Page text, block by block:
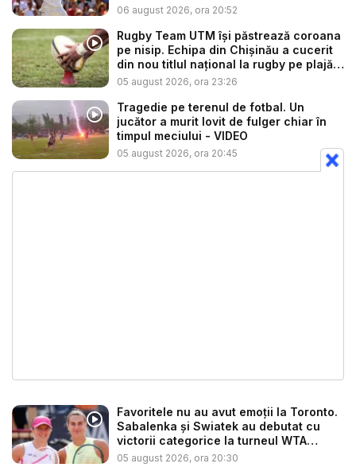
06 august 2026, ora 20:52
Rugby Team UTM își păstrează coroana
pe nisip. Echipa din Chișinău a cucerit
din nou titlul național la rugby pe plajă
...
05 august 2026, ora 23:26
Tragedie pe terenul de fotbal. Un
jucător a murit lovit de fulger chiar în
timpul meciului - VIDEO
05 august 2026, ora 20:45
Favoritele nu au avut emoții la Toronto.
Sabalenka și Swiatek au debutat cu
victorii categorice la turneul WTA
1000...
05 august 2026, ora 20:30